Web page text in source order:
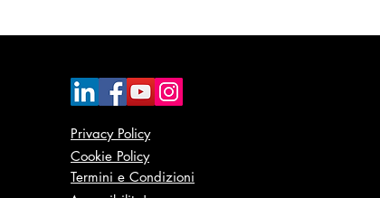
Privacy Policy
Cookie Policy
Termini e Condizioni